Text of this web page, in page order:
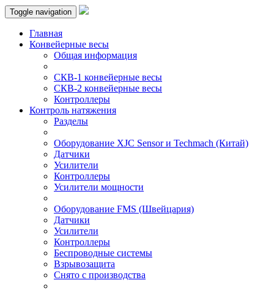
Toggle navigation
Главная
Конвейерные весы
Общая информация
СКВ-1 конвейерные весы
СКВ-2 конвейерные весы
Контроллеры
Контроль натяжения
Разделы
Оборудование XJC Sensor и Techmach (Китай)
Датчики
Усилители
Контроллеры
Усилители мощности
Оборудование FMS (Швейцария)
Датчики
Усилители
Контроллеры
Беспроводные системы
Взрывозащита
Снято с производства